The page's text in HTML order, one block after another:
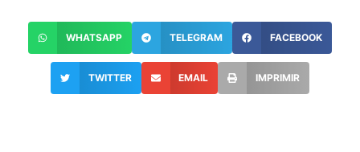
WHATSAPP TELEGRAM FACEBOOK
TWITTER EMAIL IMPRIMIR